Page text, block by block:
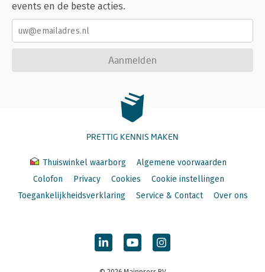
events en de beste acties.
Aanmelden
PRETTIG KENNIS MAKEN
Thuiswinkel waarborg
Algemene voorwaarden
Colofon
Privacy Cookies
Cookie instellingen
Toegankelijkheidsverklaring
Service & Contact Over ons